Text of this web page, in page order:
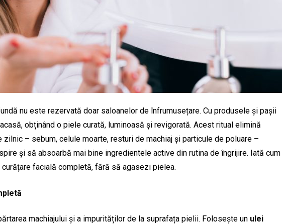
nu este rezervată doar saloanelor de înfrumusețare. Cu produsele și pașii
obținând o piele curată, luminoasă și revigorată. Acest ritual elimină
zilnic – sebum, celule moarte, resturi de machiaj și particule de poluare –
și să absoarbă mai bine ingredientele active din rutina de îngrijire. Iată cum
facială completă, fără să agasezi pielea.
machiajului și a impurităților de la suprafața pielii. Folosește un ulei